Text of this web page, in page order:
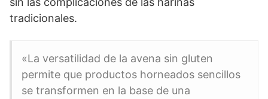
tradicionales.
«La versatilidad de la avena sin gluten
permite que productos horneados sencillos
se transformen en la base de una